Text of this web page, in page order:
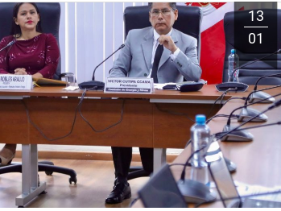
13
01